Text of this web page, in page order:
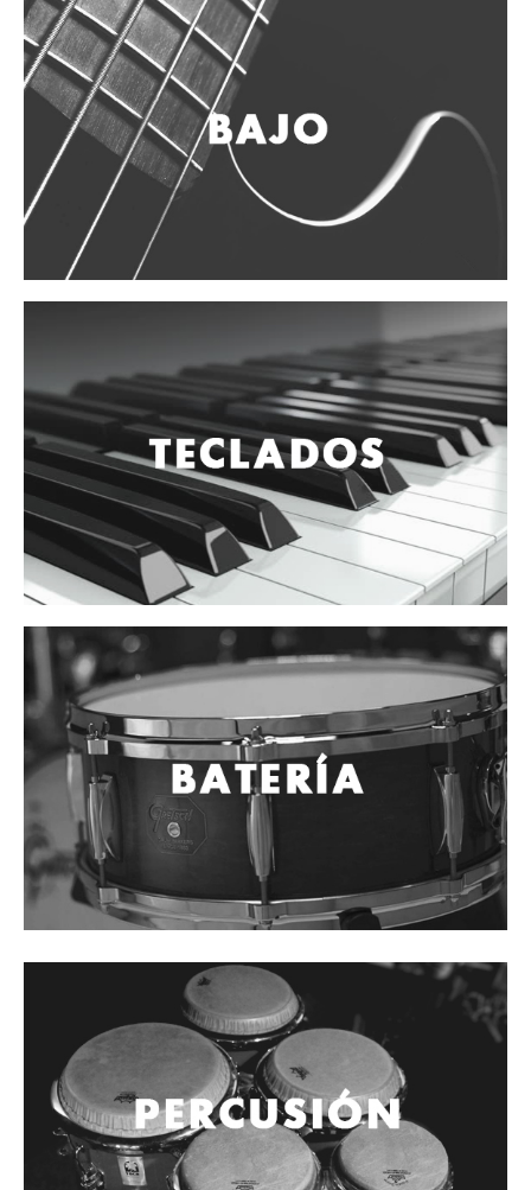
Herrajes y soportes
Cueros
Accesorios
Marcha
Redoblantes
Tambores
Multi-tenores
Baquetas, mazos y bolillos
Pergaminos
Liras
Guiros
Vientos
Accesorios
Micrófonos
Mano alámbrico
Instrumento alámbrico
Inalámbrico de mano
Inalámbrico diadema y solapa
Inalámbrico para instrumento
Estudio
Corro y escenario
Instalaciones
Cámara, computadora y celular
Pedestales y soportes
Accesorios
Cables
Audio Profesional
Columnas pasivas